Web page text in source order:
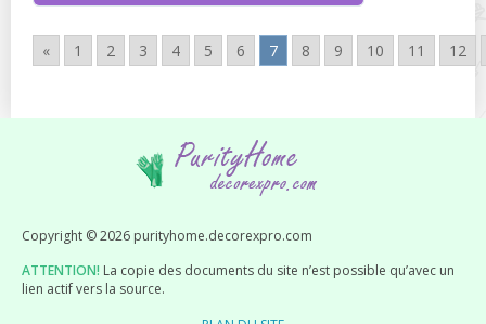
« 1 2 3 4 5 6 7 8 9 10 11 12
Copyright © 2026 purityhome.decorexpro.com
ATTENTION! La copie des documents du site n’est possible qu’avec un
lien actif vers la source.